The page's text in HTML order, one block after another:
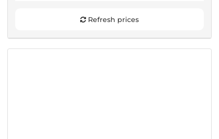
Refresh prices